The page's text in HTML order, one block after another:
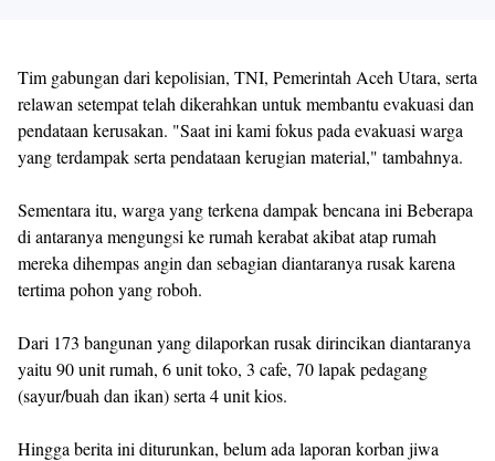
Tim gabungan dari kepolisian, TNI, Pemerintah Aceh Utara, serta
relawan setempat telah dikerahkan untuk membantu evakuasi dan
pendataan kerusakan. "Saat ini kami fokus pada evakuasi warga
yang terdampak serta pendataan kerugian material," tambahnya.
Sementara itu, warga yang terkena dampak bencana ini Beberapa
di antaranya mengungsi ke rumah kerabat akibat atap rumah
mereka dihempas angin dan sebagian diantaranya rusak karena
tertima pohon yang roboh.
Dari 173 bangunan yang dilaporkan rusak dirincikan diantaranya
yaitu 90 unit rumah, 6 unit toko, 3 cafe, 70 lapak pedagang
(sayur/buah dan ikan) serta 4 unit kios.
Hingga berita ini diturunkan, belum ada laporan korban jiwa